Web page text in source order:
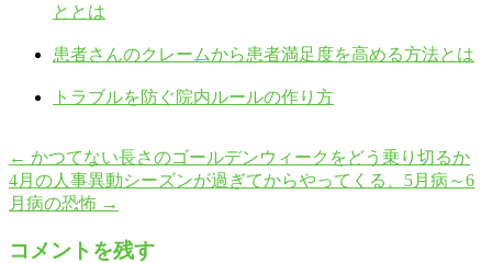
ととは
患者さんのクレームから患者満足度を高める方法とは
トラブルを防ぐ院内ルールの作り方
← かつてない長さのゴールデンウィークをどう乗り切るか
4月の人事異動シーズンが過ぎてからやってくる、5月病～6
月病の恐怖 →
コメントを残す